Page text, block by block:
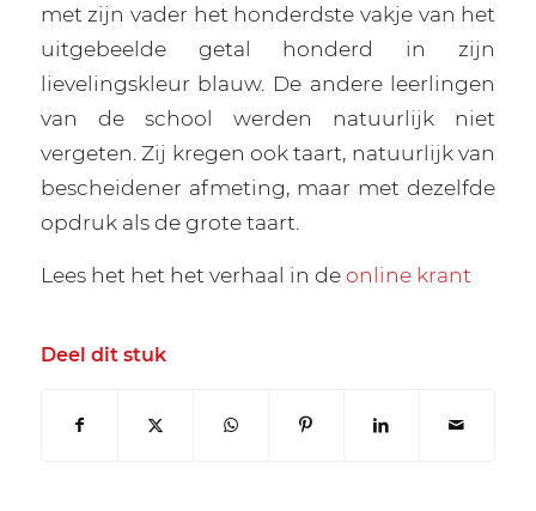
met zijn vader het honderdste vakje van het
uitgebeelde getal honderd in zijn
lievelingskleur blauw. De andere leerlingen
van de school werden natuurlijk niet
vergeten. Zij kregen ook taart, natuurlijk van
bescheidener afmeting, maar met dezelfde
opdruk als de grote taart.
Lees het het het verhaal in deonline krant
Deel dit stuk